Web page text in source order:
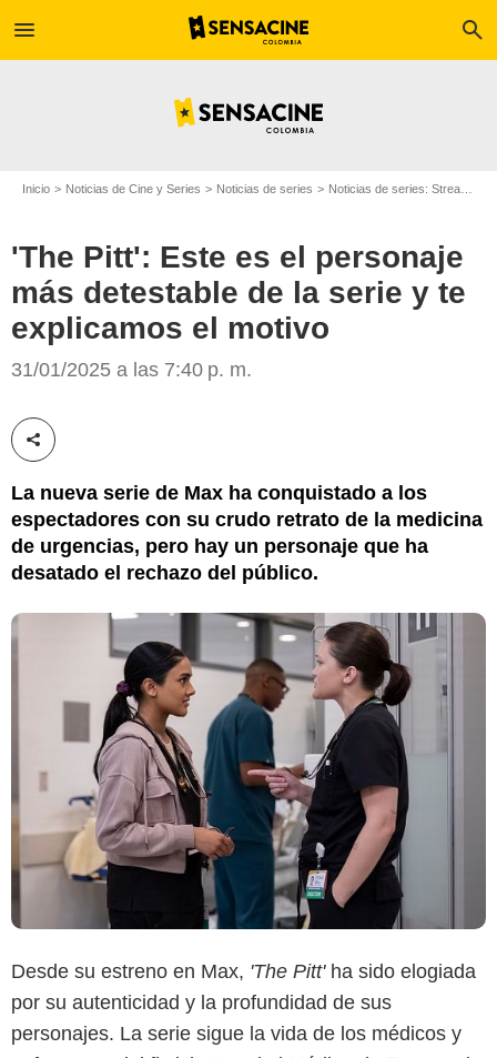
menu search
Inicio Noticias de Cine y Series Noticias de series Noticias de series: Streaming
'The Pitt': Este es el personaje
más detestable de la serie y te
explicamos el motivo
31/01/2025 a las 7:40 p. m.
Compartir esta noticia
La nueva serie de Max ha conquistado a los
espectadores con su crudo retrato de la medicina
de urgencias, pero hay un personaje que ha
desatado el rechazo del público.
Max
Desde su estreno en Max, 'The Pitt' ha sido elogiada
por su autenticidad y la profundidad de sus
personajes. La serie sigue la vida de los médicos y